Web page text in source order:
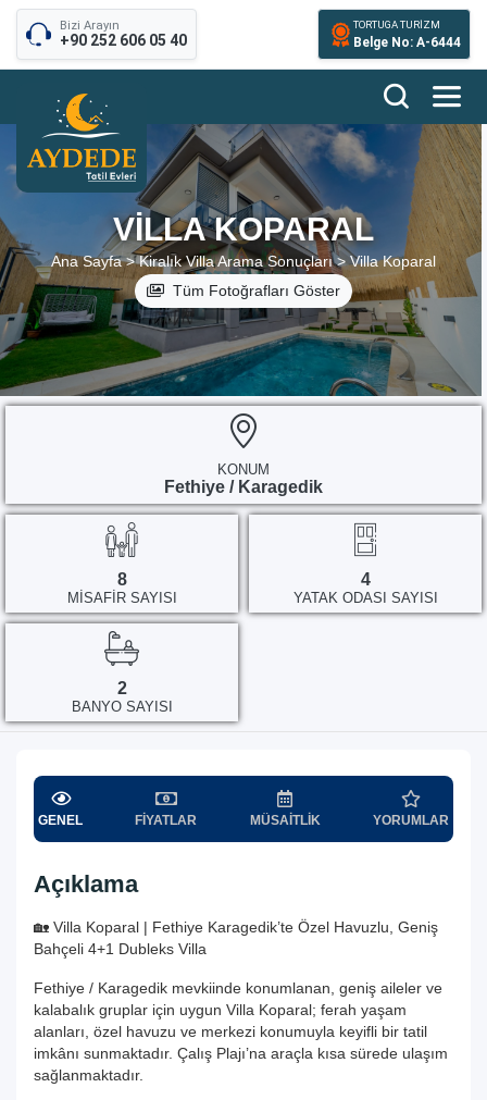
Bizi Arayın
+90 252 606 05 40
TORTUGA TURİZM
Belge No: A-6444
VILLA KOPARAL
Ana Sayfa > Kiralık Villa Arama Sonuçları > Villa Koparal
Tüm Fotoğrafları Göster
KONUM
Fethiye / Karagedik
8
MISAFIR SAYISI
4
YATAK ODASI SAYISI
2
BANYO SAYISI
GENEL FIYATLAR MÜSAITLIK YORUMLAR
Açıklama
🏡 Villa Koparal | Fethiye Karagedik’te Özel Havuzlu, Geniş
Bahçeli 4+1 Dubleks Villa
Fethiye / Karagedik mevkiinde konumlanan, geniş aileler ve
kalabalık gruplar için uygun Villa Koparal; ferah yaşam
alanları, özel havuzu ve merkezi konumuyla keyifli bir tatil
imkânı sunmaktadır. Çalış Plajı’na araçla kısa sürede ulaşım
sağlanmaktadır.